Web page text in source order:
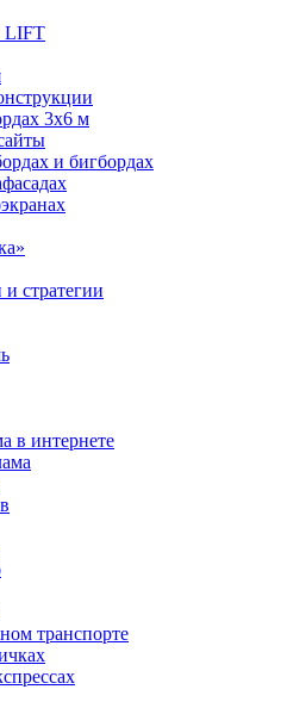
LIFT
3х6 м
и бигбордах
стратегии
в интернете
транспорте